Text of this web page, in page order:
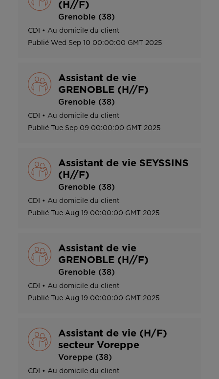
(H//F)
Grenoble (38)
CDI • Au domicile du client
Publié Wed Sep 10 00:00:00 GMT 2025
Assistant de vie
GRENOBLE (H//F)
Grenoble (38)
CDI • Au domicile du client
Publié
Tue Sep 09 00:00:00 GMT 2025
Assistant de vie SEYSSINS
(H//F)
Grenoble (38)
CDI • Au domicile du client
Publié Tue Aug 19 00:00:00 GMT 2025
Assistant de vie
GRENOBLE (H//F)
Grenoble (38)
CDI • Au domicile du client
Publié Tue Aug 19 00:00:00 GMT 2025
Assistant de vie (H/F)
secteur Voreppe
Voreppe (38)
CDI • Au domicile du client